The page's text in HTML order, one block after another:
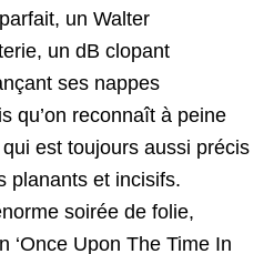
un Walter
un dB clopant
ses nappes
qu’on reconnaît à peine
est toujours aussi précis
planants et incisifs.
soirée de folie,
‘Once Upon The Time In